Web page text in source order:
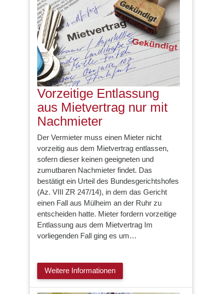
Vorzeitige Entlassung
aus Mietvertrag nur mit
Nachmieter
Der Vermieter muss einen Mieter nicht
vorzeitig aus dem Mietvertrag entlassen,
sofern dieser keinen geeigneten und
zumutbaren Nachmieter findet. Das
bestätigt ein Urteil des Bundesgerichtshofes
(Az. VIII ZR 247/14), in dem das Gericht
einen Fall aus Mülheim an der Ruhr zu
entscheiden hatte. Mieter fordern vorzeitige
Entlassung aus dem Mietvertrag Im
vorliegenden Fall ging es um…
Weitere Informationen